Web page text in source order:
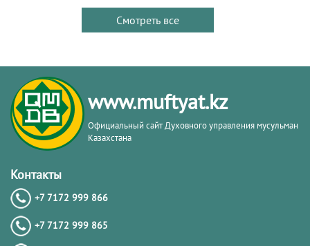
Смотреть все
www.muftyat.kz
Официальный сайт Духовного управления мусульман
Казахстана
Контакты
+7 7172 999 866
+7 7172 999 865